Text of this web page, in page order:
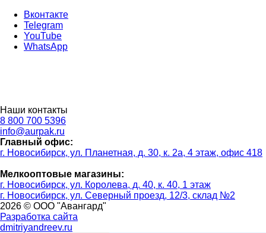
Вконтакте
Telegram
YouTube
WhatsApp
Наши контакты
8 800 700 5396
info@aurpak.ru
Главный офис:
г. Новосибирск, ул. Планетная, д. 30, к. 2а, 4 этаж, офис 418
Мелкооптовые магазины:
г. Новосибирск, ул. Королева, д. 40, к. 40, 1 этаж
г. Новосибирск, ул. Северный проезд, 12/3, ​склад №2
2026 © ООО "Авангард"
Разработка сайта
dmitriyandreev.ru